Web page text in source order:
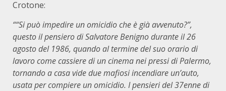
Crotone:
““Si può impedire un omicidio che è già avvenuto?”,
questo il pensiero di Salvatore Benigno durante il 26
agosto del 1986, quando al termine del suo orario di
lavoro come cassiere di un cinema nei pressi di Palermo,
tornando a casa vide due mafiosi incendiare un’auto,
usata per compiere un omicidio. I pensieri del 37enne di